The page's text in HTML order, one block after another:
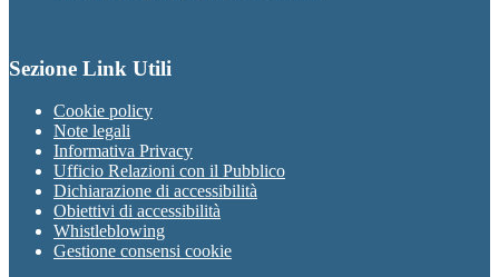
Sezione Link Utili
Cookie policy
Note legali
Informativa Privacy
Ufficio Relazioni con il Pubblico
Dichiarazione di accessibilità
Obiettivi di accessibilità
Whistleblowing
Gestione consensi cookie